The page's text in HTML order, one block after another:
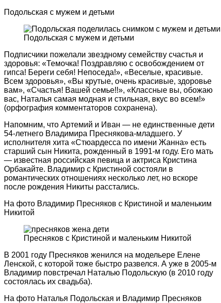
Подольская с мужем и детьми
Подольская с мужем и детьми
Подписчики пожелали звездному семейству счастья и
здоровья: «Темочка! Поздравляю с освобождением от
гипса! Береги себя! Непоседа!», «Веселые, красивые.
Всем здоровья», «Вы крутые, очень красивые, здоровье
вам», «Счастья! Вашей семье!!», «Классные вы, обожаю
вас, Наталья самая модная и стильная, вкус во всем!»
(орфография комментаторов сохранена).
Напомним, что Артемий и Иван — не единственные дети
54-летнего Владимира Преснякова-младшего. У
исполнителя хита «Стюардесса по имени Жанна» есть
старший сын Никита, рожденный в 1991-м году. Его мать
— известная российская певица и актриса Кристина
Орбакайте. Владимир с Кристиной состояли в
романтических отношениях несколько лет, но вскоре
после рождения Никиты расстались.
На фото Владимир Пресняков с Кристиной и маленьким
Никитой
Пресняков с Кристиной и маленьким Никитой
В 2001 году Пресняков женился на модельере Елене
Ленской, с которой тоже быстро развелся. А уже в 2005-м
Владимир повстречал Наталью Подольскую (в 2010 году
состоялась их свадьба).
На фото Наталья Подольская и Владимир Пресняков